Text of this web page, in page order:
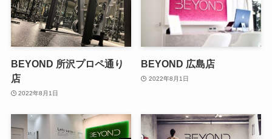
BEYOND 所沢プロペ通り
店
2022年8月1日
BEYOND 広島店
2022年8月1日